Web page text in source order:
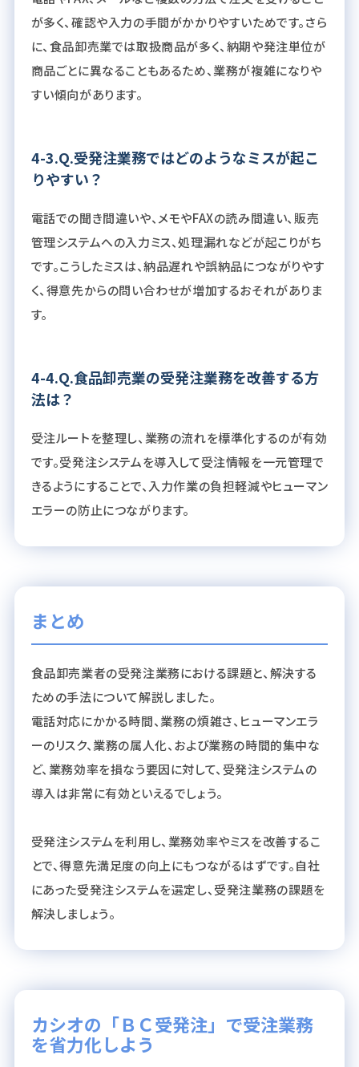
が多く、確認や入力の手間がかかりやすいためです。さら
に、食品卸売業では取扱商品が多く、納期や発注単位が
商品ごとに異なることもあるため、業務が複雑になりや
すい傾向があります。
4-3.Q.受発注業務ではどのようなミスが起こ
りやすい？
電話での聞き間違いや、メモやFAXの読み間違い、販売
管理システムへの入力ミス、処理漏れなどが起こりがち
です。こうしたミスは、納品遅れや誤納品につながりやす
く、得意先からの問い合わせが増加するおそれがありま
す。
4-4.Q.食品卸売業の受発注業務を改善する方
法は？
受注ルートを整理し、業務の流れを標準化するのが有効
です。受発注システムを導入して受注情報を一元管理で
きるようにすることで、入力作業の負担軽減やヒューマン
エラーの防止につながります。
まとめ
食品卸売業者の受発注業務における課題と、解決する
ための手法について解説しました。
電話対応にかかる時間、業務の煩雑さ、ヒューマンエラ
ーのリスク、業務の属人化、および業務の時間的集中な
ど、業務効率を損なう要因に対して、受発注システムの
導入は非常に有効といえるでしょう。
受発注システムを利用し、業務効率やミスを改善するこ
とで、得意先満足度の向上にもつながるはずです。自社
にあった受発注システムを選定し、受発注業務の課題を
解決しましょう。
カシオの「ＢＣ受発注」で受注業務
を省力化しよう